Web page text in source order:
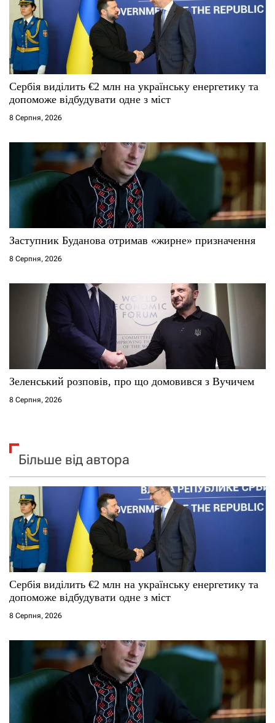
п
и
с
і
в
Сербія виділить €2 млн на українську енергетику та
допоможе відбудувати одне з міст
8 Серпня, 2026
Заступник Буданова отримав «жирне» призначення
8 Серпня, 2026
Зеленський розповів, про що домовився з Вучичем
8 Серпня, 2026
Більше від автора
Сербія виділить €2 млн на українську енергетику та
допоможе відбудувати одне з міст
8 Серпня, 2026